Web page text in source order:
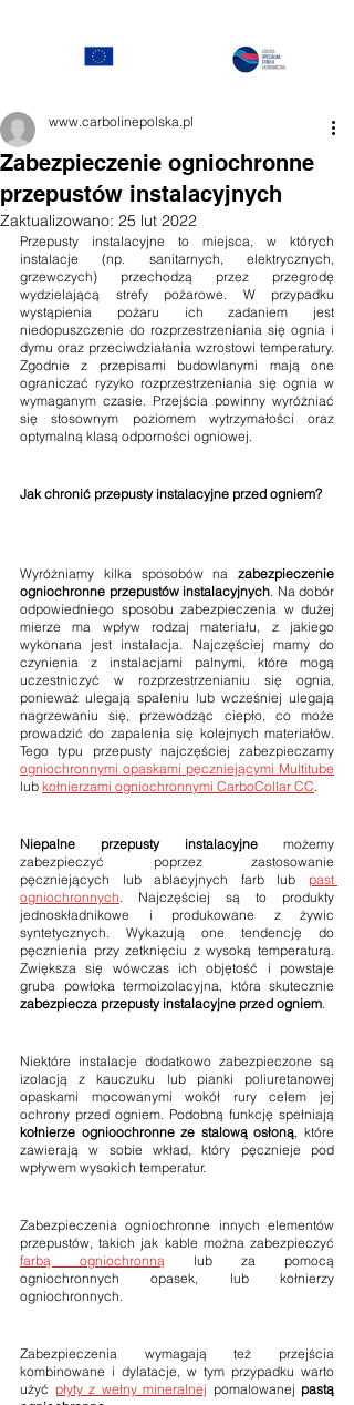
Zabezpieczenie ogniochronne
przepustów instalacyjnych
www.carbolinepolska.pl
Zaktualizowano: 25 lut 2022
Przepusty instalacyjne to miejsca, w których
instalacje (np. sanitarnych, elektrycznych,
grzewczych) przechodzą przez przegrodę
wydzielającą strefy pożarowe. W przypadku
wystąpienia pożaru ich zadaniem jest
niedopuszczenie do rozprzestrzeniania się ognia i
dymu oraz przeciwdziałania wzrostowi temperatury.
Zgodnie z przepisami budowlanymi mają one
ograniczać ryzyko rozprzestrzeniania się ognia w
wymaganym czasie. Przejścia powinny wyróżniać
się stosownym poziomem wytrzymałości oraz
optymalną klasą odporności ogniowej.
Jak chronić przepusty instalacyjne przed ogniem?
Wyróżniamy kilka sposobów na zabezpieczenie
ogniochronne przepustów instalacyjnych. Na dobór
odpowiedniego sposobu zabezpieczenia w dużej
mierze ma wpływ rodzaj materiału, z jakiego
wykonana jest instalacja. Najczęściej mamy do
czynienia z instalacjami palnymi, które mogą
uczestniczyć w rozprzestrzenianiu się ognia,
ponieważ ulegają spaleniu lub wcześniej ulegają
nagrzewaniu się, przewodząc ciepło, co może
prowadzić do zapalenia się kolejnych materiałów.
ogniochronnymi opaskami pęczniejącymi Multitube
lub kołnierzami ogniochronnymi CarboCollar CC.
Niepalne przepusty instalacyjne możemy
zabezpieczyć poprzez zastosowanie
pęczniejących lub ablacyjnych farb lub past
ogniochronnych. Najczęściej są to produkty
jednoskładnikowe i produkowane z żywic
syntetycznych. Wykazują one tendencję do
pęcznienia przy zetknięciu z wysoką temperaturą.
Zwiększa się wówczas ich objętość i powstaje
zabezpiecza przepusty instalacyjne przed ogniem.
Niektóre instalacje dodatkowo zabezpieczone są
izolacją z kauczuku lub pianki poliuretanowej
opaskami mocowanymi wokół rury celem jej
kołnierze ognioochronne ze stalową osłoną, które
zawierają w sobie wkład, który pęcznieje pod
wpływem wysokich temperatur.
Zabezpieczenia ogniochronne innych elementów
farbą ogniochronną lub za pomocą
ogniochronnych opasek, lub kołnierzy
ogniochronnych.
Zabezpieczenia wymagają też przejścia
kombinowane i dylatacje, w tym przypadku warto
użyć płyty z wełny mineralnej pomalowanej pastą